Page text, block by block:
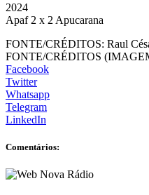
2024
Apaf 2 x 2 Apucarana
FONTE/CRÉDITOS: Raul
FONTE/CRÉDITOS
Facebook
Twitter
Whatsapp
Telegram
LinkedIn
Comentários: